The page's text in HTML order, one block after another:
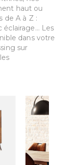
haut ou
de A à Z :
éclairage… Les
dans votre
sur